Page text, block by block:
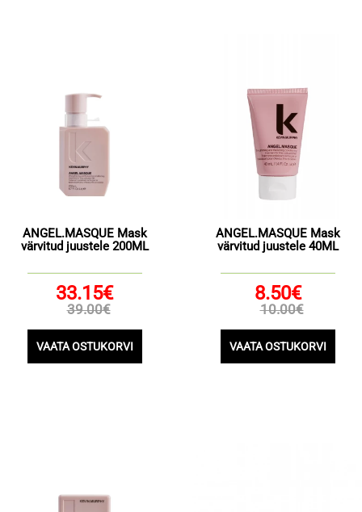
ANGEL.MASQUE Mask
värvitud juustele 200ML
33.15€
39.00€
VAATA OSTUKORVI
ANGEL.MASQUE Mask
värvitud juustele 40ML
8.50€
10.00€
VAATA OSTUKORVI